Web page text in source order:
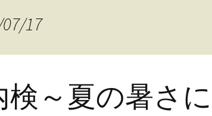
17
検～夏の暑さに